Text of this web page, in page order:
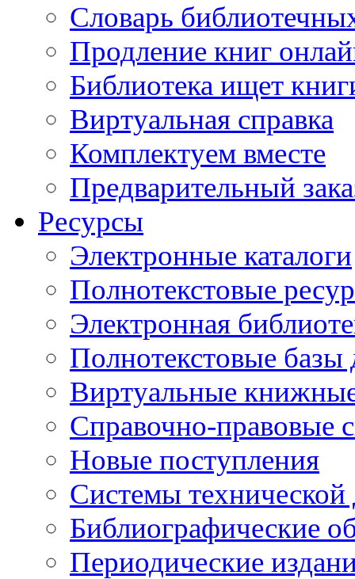
Словарь
Продление книг
Библиотека ищет
Виртуальная справка
Комплектуем вместе
Предварительный
Ресурсы
Электронные каталоги
Полнотекстовые
Электронная
Полнотекстовые
Виртуальные
Справочно-правовые
Новые поступления
Cистемы
Библиографические
Периодические